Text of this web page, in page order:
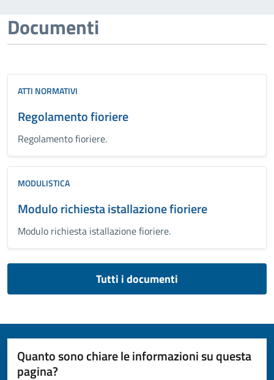
Documenti
ATTI NORMATIVI
Regolamento fioriere
Regolamento fioriere.
MODULISTICA
Modulo richiesta istallazione fioriere
Modulo richiesta istallazione fioriere.
Tutti i documenti
Quanto sono chiare le informazioni su questa
pagina?